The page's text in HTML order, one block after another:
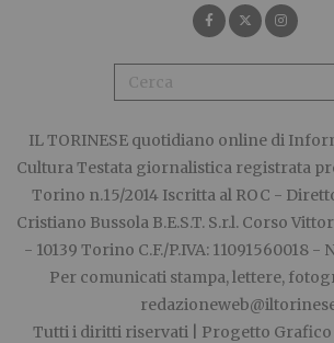
IL TORINESE quotidiano online di
Cultura Testata giornalistica registrata
Torino n.15/2014 Iscritta al ROC -
Cristiano Bussola B.E.S.T. S.r.l. Corso
- 10139 Torino C.F./P.IVA: 11091560018 -
Per comunicati stampa, lettere,
Tutti i diritti riservati | Progetto Grafico